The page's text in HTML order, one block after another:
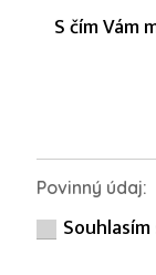
Povinný údaj: